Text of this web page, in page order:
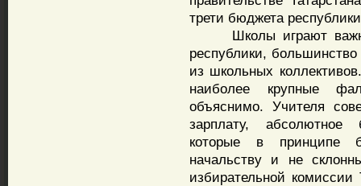
трети бюджета
Школы играют
республики,
из школьных
наиболее крупные
объяснимо. Учителя
зарплату,
которые в принципе
начальству и не
избирательной